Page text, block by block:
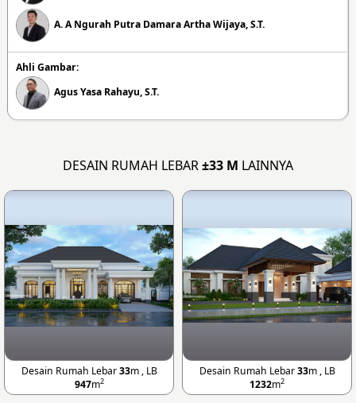
A. A Ngurah Putra Damara Artha Wijaya, S.T.
Ahli Gambar:
Agus Yasa Rahayu, S.T.
DESAIN RUMAH LEBAR±33 M LAINNYA
Desain Rumah Lebar33m , LB
947m2
Desain Rumah Lebar33m , LB
1232m2